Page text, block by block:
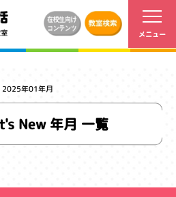
2025年01年月
New 年月 一覧